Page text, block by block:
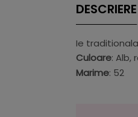
DESCRIERE
Ie
Culoare: Alb,
Marime: 52